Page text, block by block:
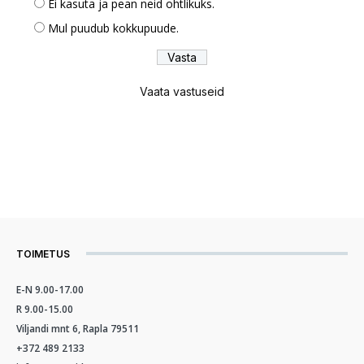
Ei kasuta ja pean neid ohtlikuks.
Mul puudub kokkupuude.
Vaata vastuseid
TOIMETUS
E-N 9.00-17.00
R 9.00-15.00
Viljandi mnt 6, Rapla 79511
+372 489 2133